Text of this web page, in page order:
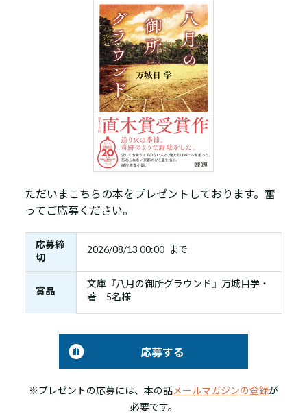
ただいまこちらの本をプレゼントしております。奮
ってご応募ください。
応募締
切
2026/08/13 00:00 まで
賞品
文庫『八月の御所グラウンド』万城目学・
著 5名様
応募する
※プレゼントの応募には、本の話メールマガジンの登録が
必要です。